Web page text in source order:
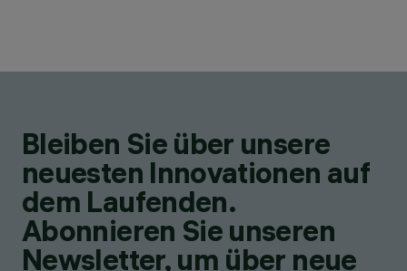
Bleiben Sie über unsere
neuesten Innovationen auf
dem Laufenden.
Abonnieren Sie unseren
Newsletter, um über neue